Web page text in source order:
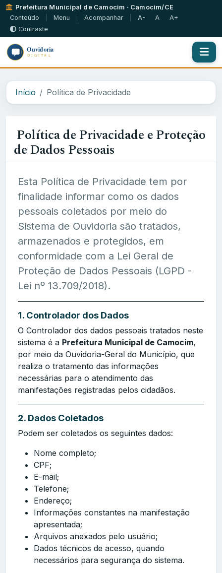
Prefeitura Municipal de Camocim · Camocim/CE
Conteúdo
Menu Acompanhar A- A
A+
Contraste
Início Política de Privacidade
Política de Privacidade e Proteção
de Dados Pessoais
Esta Política de Privacidade tem por
finalidade informar como os dados
pessoais coletados por meio do
Sistema de Ouvidoria são tratados,
armazenados e protegidos, em
conformidade com a Lei Geral de
Proteção de Dados Pessoais (LGPD -
Lei nº 13.709/2018).
1. Controlador dos Dados
O Controlador dos dados pessoais tratados neste
sistema é a Prefeitura Municipal de Camocim,
por meio da Ouvidoria-Geral do Município, que
realiza o tratamento das informações
necessárias para o atendimento das
manifestações registradas pelos cidadãos.
2. Dados Coletados
Podem ser coletados os seguintes dados:
Nome completo;
CPF;
E-mail;
Telefone;
Endereço;
Informações constantes na manifestação
apresentada;
Arquivos anexados pelo usuário;
Dados técnicos de acesso, quando
necessários para segurança do sistema.